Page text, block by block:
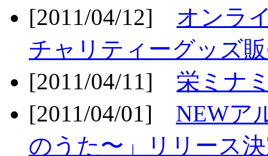
[2011/04/12] オンラ
チャリティーグッズ
[2011/04/11] 栄ミナ
[2011/04/01] NEWア
のうた〜」リリース